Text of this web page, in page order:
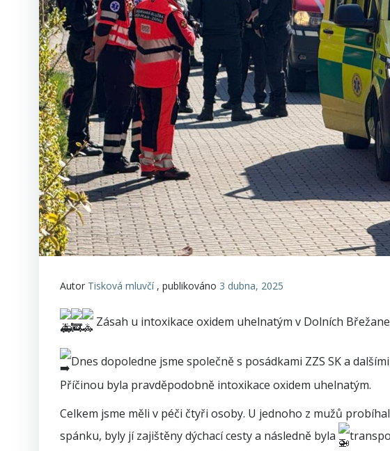
Autor Tisková mluvčí , publikováno 3 dubna, 2025
Zásah u intoxikace oxidem uhelnatým v Dolních
Dnes dopoledne jsme společně s posádkami ZZS SK a
Příčinou byla pravděpodobně intoxikace oxidem uhelnatým.
Celkem jsme měli v péči čtyři osoby. U jednoho z mužů
spánku, byly jí zajištěny dýchací cesty a následně byla